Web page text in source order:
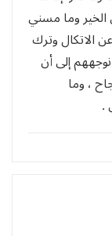
وما مسني
الاتكال وترك
إلى أن
، وما
.